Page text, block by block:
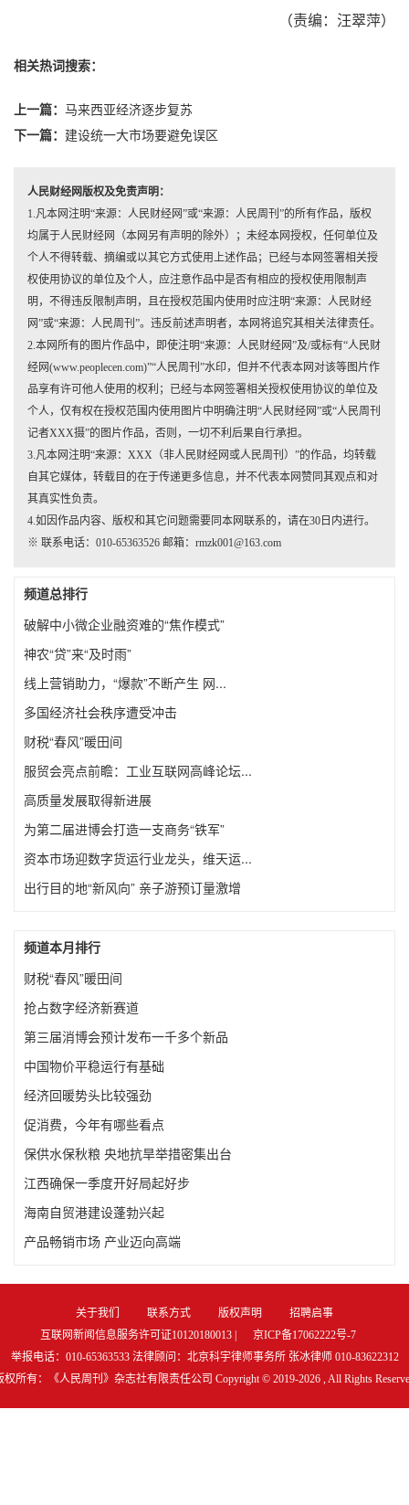
（责编：汪翠萍）
相关热词搜索：
上一篇： 马来西亚经济逐步复苏
下一篇： 建设统一大市场要避免误区
人民财经网版权及免责声明：
1.凡本网注明“来源：人民财经网”或“来源：人民周刊”的所有作品，版权
均属于人民财经网（本网另有声明的除外）；未经本网授权，任何单位及
个人不得转载、摘编或以其它方式使用上述作品；已经与本网签署相关授
权使用协议的单位及个人，应注意作品中是否有相应的授权使用限制声
明，不得违反限制声明，且在授权范围内使用时应注明“来源：人民财经
网”或“来源：人民周刊”。违反前述声明者，本网将追究其相关法律责任。
2.本网所有的图片作品中，即使注明“来源：人民财经网”及/或标有“人民财
经网(www.peoplecen.com)”“人民周刊”水印，但并不代表本网对该等图片作
品享有许可他人使用的权利；已经与本网签署相关授权使用协议的单位及
个人，仅有权在授权范围内使用图片中明确注明“人民财经网”或“人民周刊
记者XXX摄”的图片作品，否则，一切不利后果自行承担。
3.凡本网注明“来源：XXX（非人民财经网或人民周刊）”的作品，均转载
自其它媒体，转载目的在于传递更多信息，并不代表本网赞同其观点和对
其真实性负责。
4.如因作品内容、版权和其它问题需要同本网联系的，请在30日内进行。
※ 联系电话：010-65363526 邮箱：rmzk001@163.com
频道总排行
破解中小微企业融资难的“焦作模式”
神农“贷”来“及时雨”
线上营销助力，“爆款”不断产生 网...
多国经济社会秩序遭受冲击
财税“春风”暖田间
服贸会亮点前瞻：工业互联网高峰论坛...
高质量发展取得新进展
为第二届进博会打造一支商务“铁军”
资本市场迎数字货运行业龙头，维天运...
出行目的地“新风向” 亲子游预订量激增
频道本月排行
财税“春风”暖田间
抢占数字经济新赛道
第三届消博会预计发布一千多个新品
中国物价平稳运行有基础
经济回暖势头比较强劲
促消费，今年有哪些看点
保供水保秋粮 央地抗旱举措密集出台
江西确保一季度开好局起好步
海南自贸港建设蓬勃兴起
产品畅销市场 产业迈向高端
关于我们 联系方式 版权声明
招聘启事
互联网新闻信息服务许可证10120180013 |
京ICP备17062222号-7
举报电话：010-65363533 法律顾问：北京科宇律师事务所 张冰律师 010-83622312
权所有：《人民周刊》杂志社有限责任公司 Copyright © 2019-2026 , All Rights